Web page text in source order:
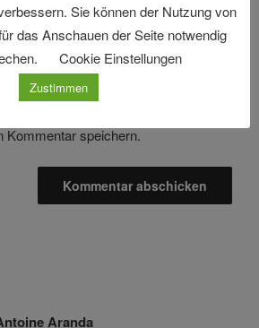
Kommentar speichern.
Aranda
Sie können der Nutzung von
das Anschauen der Seite notwendig
Cookie Einstellungen
Zustimmen